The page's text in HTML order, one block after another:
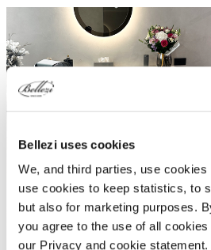
Bellezi uses cookies
We, and third parties, use cookies
use cookies to keep statistics, to
but also for marketing purposes.
you agree to the use of all
our Privacy and cookie statement.